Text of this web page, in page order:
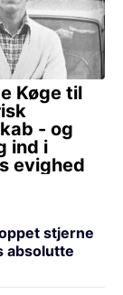
stjerne
absolutte